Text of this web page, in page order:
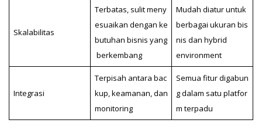
Skalabilitas
Terbatas, sulit meny
esuaikan dengan ke
butuhan bisnis yang
berkembang
Mudah diatur untuk
berbagai ukuran bis
nis dan hybrid
environment
Integrasi
Terpisah antara bac
kup, keamanan, dan
monitoring
Semua fitur digabun
g dalam satu platfor
m terpadu